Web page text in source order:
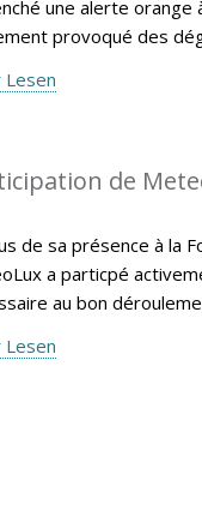
une alerte orange
provoqué des
Lesen
de
de sa présence à la
a particpé
au bon
Lesen